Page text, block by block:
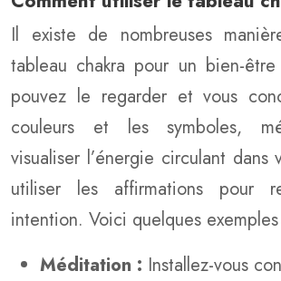
Il existe de nombreuses
tableau chakra pour un bien-
pouvez le regarder et vous
couleurs et les symboles,
visualiser l’énergie circulant dans
utiliser les affirmations pour
intention. Voici quelques
Méditation : Installez-vous